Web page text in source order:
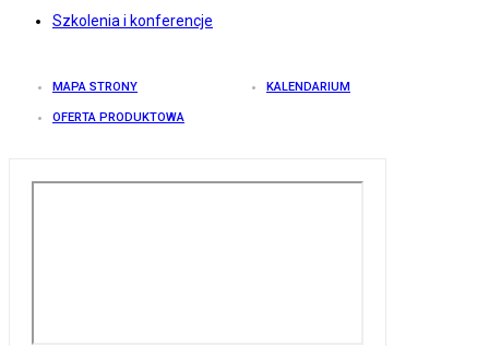
Szkolenia i konferencje
MAPA STRONY KALENDARIUM
OFERTA PRODUKTOWA